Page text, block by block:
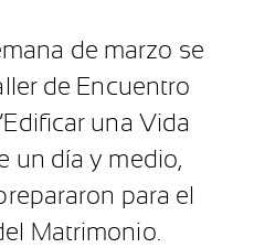
de marzo se
de Encuentro
una Vida
un día y medio,
para el
Matrimonio.